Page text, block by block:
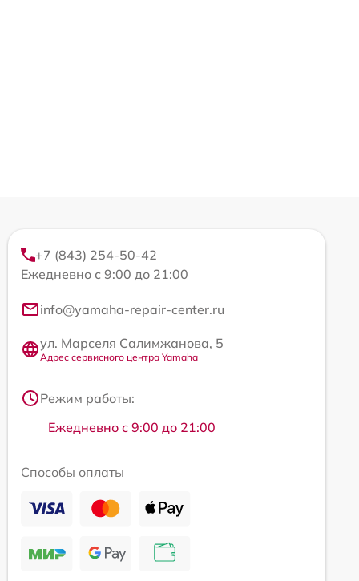
+7 (843) 254-50-42
Ежедневно с 9:00 до 21:00
info@yamaha-repair-center.ru
ул. Марселя Салимжанова, 5
Адрес сервисного центра Yamaha
Режим работы:
Ежедневно с 9:00 до 21:00
Способы оплаты